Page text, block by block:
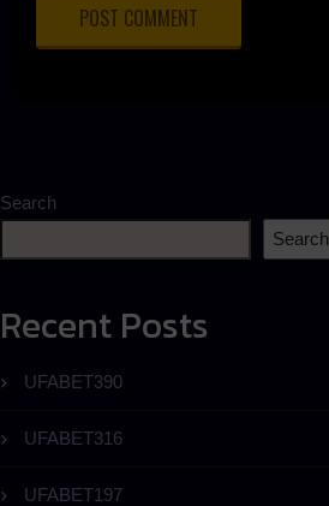
Search
Search
Recent Posts
UFABET390
UFABET316
UFABET197